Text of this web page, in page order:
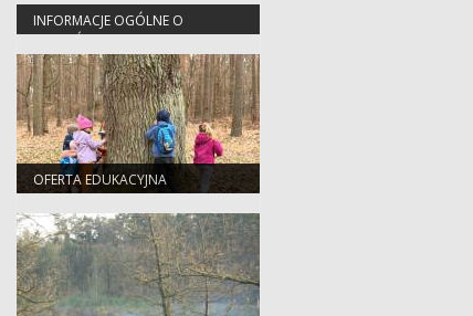
INFORMACJE OGÓLNE O
NADLEŚNICTWIE
OFERTA EDUKACYJNA